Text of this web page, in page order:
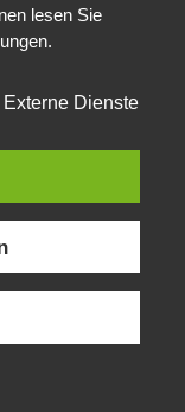
lesen Sie
.
Externe Dienste